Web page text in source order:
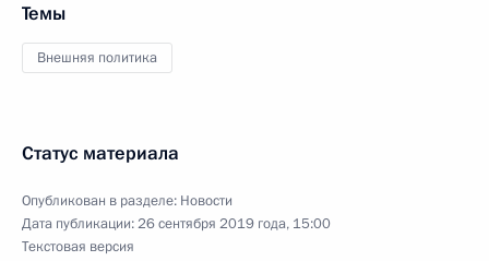
Темы
Внешняя политика
Статус материала
Опубликован в разделе: Новости
Дата публикации:26 сентября 2019 года, 15:00
Текстовая версия